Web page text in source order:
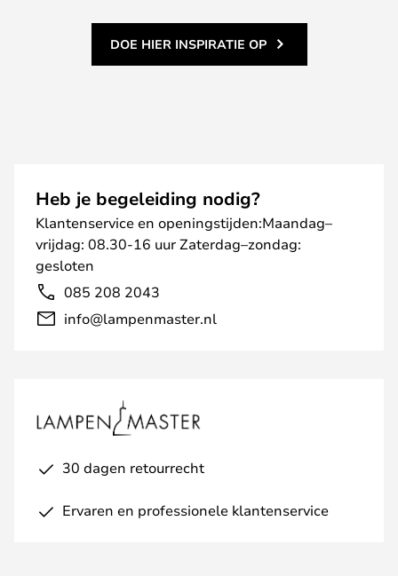
DOE HIER INSPIRATIE OP
Heb je begeleiding nodig?
Klantenservice en openingstijden:Maandag–
vrijdag: 08.30-16 uur Zaterdag–zondag:
gesloten
085 208 2043
info@lampenmaster.nl
30 dagen retourrecht
Ervaren en professionele klantenservice